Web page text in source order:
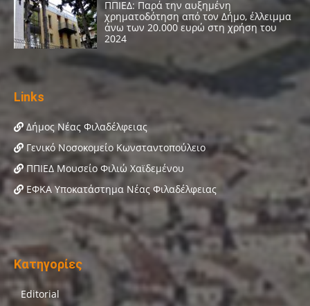
Links
Δήμος Νέας Φιλαδέλφειας
Γενικό Νοσοκομείο Κωνσταντοπούλειο
ΠΠΙΕΔ Μουσείο Φιλιώ Χαϊδεμένου
ΕΦΚΑ Υποκατάστημα Νέας Φιλαδέλφειας
Κατηγορίες
Editorial